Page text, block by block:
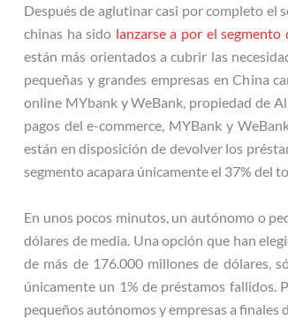
Después de aglutinar casi por completo el
chinas ha sido lanzarse a por el
están más orientados a cubrir las
pequeñas y grandes empresas en China
online MYbank y WeBank, propiedad de
pagos del e-commerce, MYBank y
están en disposición de devolver los
segmento acapara únicamente el 37% del
En unos pocos minutos, un autónomo o
dólares de media. Una opción que han
de más de 176.000 millones de dólares,
únicamente un 1% de préstamos fallidos.
pequeños autónomos y empresas a